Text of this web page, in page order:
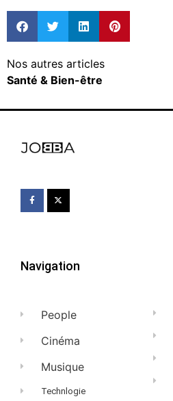
Nos autres articles
Santé & Bien-être
Navigation
People
Cinéma
Musique
Technlogie